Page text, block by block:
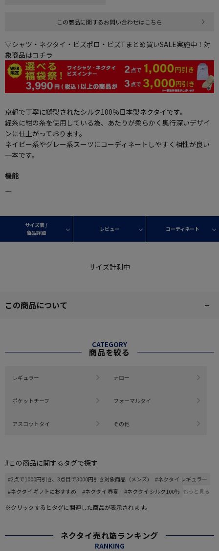
この商品に関するお問い合わせはこちら
▽シャツ・ネクタイ・ビズポロ・ビズTまとめ買いSALE実施中！対
象商品はコチラ
京都で丁寧に縫製されたシルク100％日本製ネクタイです。
経糸に紺の糸を使用している為、あたりが柔らかく奥行深いデザイ
ンに仕上がっております。
ネイビー系やグレー系スーツにコーディネートしやすく相性が良い
一本です。
機能
―
サイズ表 /
商品詳細
レビュー コーディネート
サイズ計測中
この商品について
CATEGORY
商品を絞る
レギュラー ナロー
ポケットチーフ フォーマルタイ
アスコットタイ その他
#この商品に関するタグで探す
#2点で1000円引き、3点目で3000円引き対象商品（メンズ)
#ネクタイ レギュラー
#ネクタイ ギフトにおすすめ
#ネクタイ 春夏 #ネクタイ シルク100％ もっと見る
※クリックするとタグに関連した商品が表示されます。
ネクタイ売れ筋ランキング
RANKING